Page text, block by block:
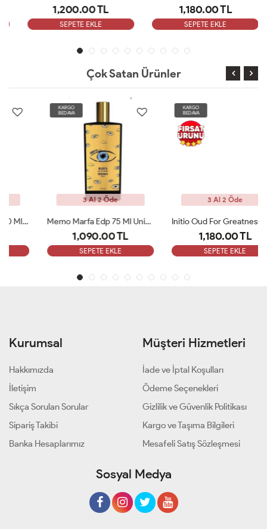
1,200.00 TL
SEPETE EKLE
1,180.00 TL
SEPETE EKLE
Çok Satan Ürünler
3 Al 2 Öde
Memo Marfa Edp 75 Ml Unisex Parfüm Tester
1,090.00 TL
SEPETE EKLE
3 Al 2 Öde
Initio Oud For Greatness EDP 90 Ml Unisex Tester Parfüm
1,180.00 TL
SEPETE EKLE
Kurumsal
Hakkımızda
İletişim
Sıkça Sorulan Sorular
Sipariş Takibi
Banka Hesaplarımız
Müşteri Hizmetleri
İade ve İptal Koşulları
Ödeme Seçenekleri
Gizlilik ve Güvenlik Politikası
Kargo ve Taşıma Bilgileri
Mesafeli Satış Sözleşmesi
Sosyal Medya